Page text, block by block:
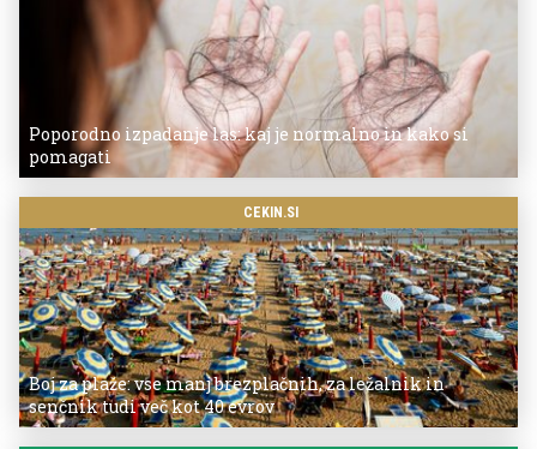
Poporodno izpadanje las: kaj je normalno in kako si
pomagati
CEKIN.SI
Boj za plaže: vse manj brezplačnih, za ležalnik in
senčnik tudi več kot 40 evrov